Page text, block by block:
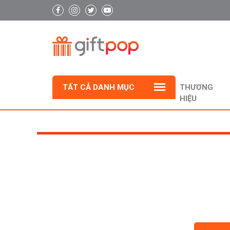
TẤT CẢ DANH MỤC
THƯƠNG
HIỆU